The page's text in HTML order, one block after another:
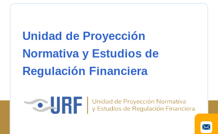
Unidad de Proyección
Normativa y Estudios de
Regulación Financiera